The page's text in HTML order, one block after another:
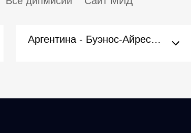
Аргентина - Буэнос-Айрес (Посольство)